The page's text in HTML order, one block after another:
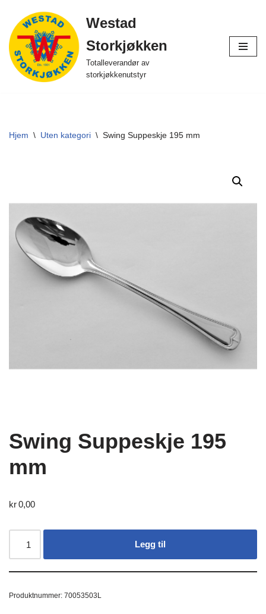
Hopp
til
innholdet
Westad
Storkjøkken
Totalleverandør av
storkjøkkenutstyr
Hjem \ Uten kategori \ Swing Suppeskje 195 mm
Swing Suppeskje 195
mm
kr0,00
Legg til
Produktnummer: 70053503L